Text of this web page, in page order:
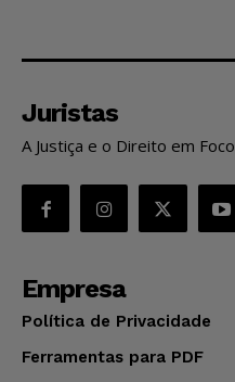
Juristas
A Justiça e o Direito em Foco
Empresa
Política de Privacidade
Ferramentas para PDF